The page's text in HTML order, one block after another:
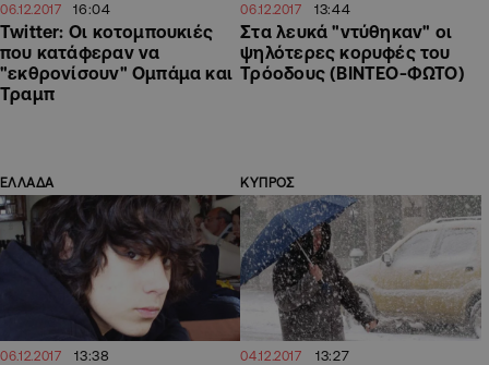
06.12.2017 16:04
Twitter: Οι κοτομπουκιές
που κατάφεραν να
"εκθρονίσουν" Ομπάμα και
Τραμπ
06.12.2017 13:44
Στα λευκά "ντύθηκαν" οι
ψηλότερες κορυφές του
Τρόοδους (ΒΙΝΤΕΟ-ΦΩΤΟ)
ΕΛΛΑΔΑ
06.12.2017 13:38
ΚΥΠΡΟΣ
04.12.2017 13:27